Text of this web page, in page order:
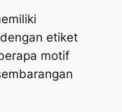
etiket
motif